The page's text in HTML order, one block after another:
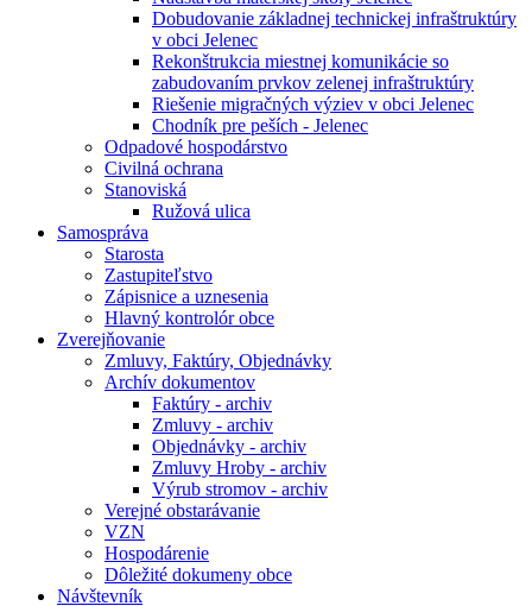
Dobudovanie základnej technickej infraštruktúry
v obci Jelenec
Rekonštrukcia miestnej komunikácie so
zabudovaním prvkov zelenej infraštruktúry
Riešenie migračných výziev v obci Jelenec
Chodník pre peších - Jelenec
Odpadové hospodárstvo
Civilná ochrana
Stanoviská
Ružová ulica
Samospráva
Starosta
Zastupiteľstvo
Zápisnice a uznesenia
Hlavný kontrolór obce
Zverejňovanie
Zmluvy, Faktúry, Objednávky
Archív dokumentov
Faktúry - archiv
Zmluvy - archiv
Objednávky - archiv
Zmluvy Hroby - archiv
Výrub stromov - archiv
Verejné obstarávanie
VZN
Hospodárenie
Dôležité dokumeny obce
Návštevník